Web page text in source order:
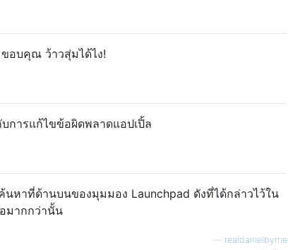
ขอบคุณ ว้าวสุ่มได้ไง!
การแก้ไขข้อผิดพลาดแอปเปิ้ล
หาที่ด้านบนของมุมมอง Launchpad ดังที่ได้กล่าวไว้ใน
มากกว่านั้น
realdanielbyrne